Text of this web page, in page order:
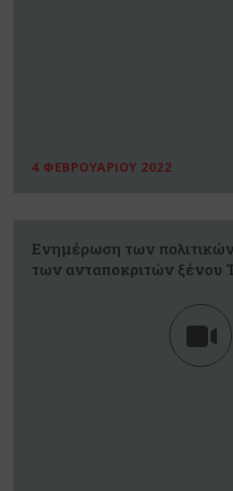
4 ΦΕΒΡΟΥΑΡΙΟΥ 2022
Ενημέρωση των
των ανταποκριτών ξένου